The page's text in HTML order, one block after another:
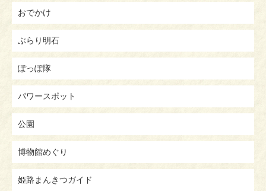
おでかけ
ぶらり明石
ぽっぽ隊
パワースポット
公園
博物館めぐり
姫路まんきつガイド